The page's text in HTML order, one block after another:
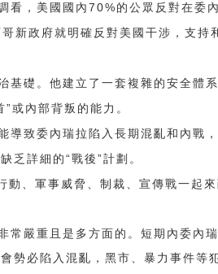
看，美國國內 70% 的公眾反對在委
新政府就明確反對美國干涉，支持
基礎。他建立了一套複雜的安全體
”或內部背叛的能力。
導致委內瑞拉陷入長期混亂和內戰
乏詳細的“ 戰後 ”計劃。
動、軍事威脅、制裁、宣傳戰一起
常嚴重且是多方面的。短期內委內
勢必陷入混亂，黑市、暴力事件等